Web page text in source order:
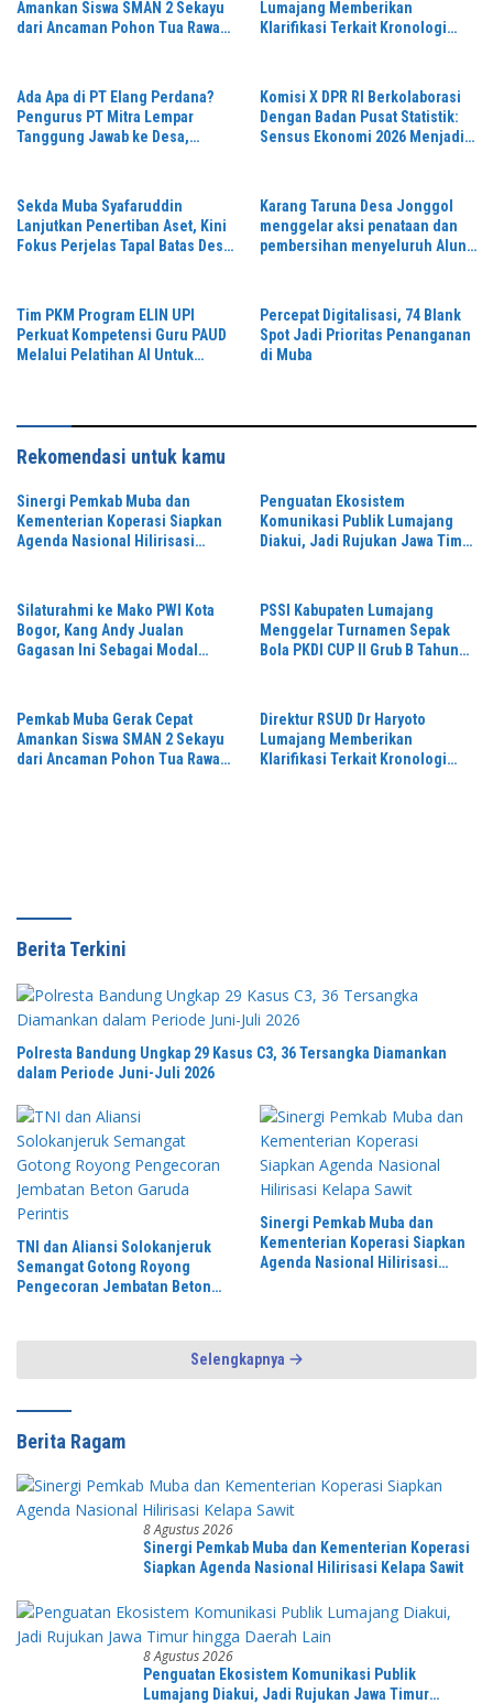
Amankan Siswa SMAN 2 Sekayu
dari Ancaman Pohon Tua Rawan
Lumajang Memberikan
Klarifikasi Terkait Kronologi
Ada Apa di PT Elang Perdana?
Pengurus PT Mitra Lempar
Tanggung Jawab ke Desa,
Komisi X DPR RI Berkolaborasi
Dengan Badan Pusat Statistik:
Sensus Ekonomi 2026 Menjadi
Sekda Muba Syafaruddin
Lanjutkan Penertiban Aset, Kini
Fokus Perjelas Tapal Batas Desa
Karang Taruna Desa Jonggol
menggelar aksi penataan dan
pembersihan menyeluruh Alun-
bersinergi bersama sama
“,karang taruna desa Jonggol
Jaya Jaya,”
Tim PKM Program ELIN UPI
Perkuat Kompetensi Guru PAUD
Melalui Pelatihan AI Untuk
Percepat Digitalisasi, 74 Blank
Spot Jadi Prioritas Penanganan
di Muba
Rekomendasi untuk kamu
Sinergi Pemkab Muba dan
Kementerian Koperasi Siapkan
Agenda Nasional Hilirisasi
Penguatan Ekosistem
Komunikasi Publik Lumajang
Diakui, Jadi Rujukan Jawa Timur
Silaturahmi ke Mako PWI Kota
Bogor, Kang Andy Jualan
Gagasan Ini Sebagai Modal
PSSI Kabupaten Lumajang
Menggelar Turnamen Sepak
Bola PKDI CUP II Grub B Tahun
Pemkab Muba Gerak Cepat
Amankan Siswa SMAN 2 Sekayu
dari Ancaman Pohon Tua Rawan
Direktur RSUD Dr Haryoto
Lumajang Memberikan
Klarifikasi Terkait Kronologi
Berita Terkini
Polresta Bandung Ungkap 29 Kasus C3, 36 Tersangka Diamankan
dalam Periode Juni-Juli 2026
TNI dan Aliansi Solokanjeruk
Semangat Gotong Royong
Pengecoran Jembatan Beton
Sinergi Pemkab Muba dan
Kementerian Koperasi Siapkan
Agenda Nasional Hilirisasi
Selengkapnya
Berita Ragam
8 Agustus 2026
Sinergi Pemkab Muba dan Kementerian Koperasi
Siapkan Agenda Nasional Hilirisasi Kelapa Sawit
8 Agustus 2026
Penguatan Ekosistem Komunikasi Publik
Lumajang Diakui, Jadi Rujukan Jawa Timur